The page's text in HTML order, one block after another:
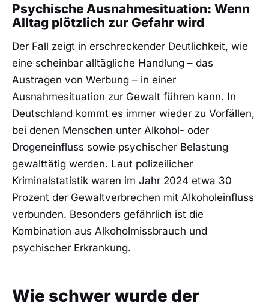
Psychische Ausnahmesituation: Wenn
Alltag plötzlich zur Gefahr wird
Der Fall zeigt in erschreckender Deutlichkeit, wie
eine scheinbar alltägliche Handlung – das
Austragen von Werbung – in einer
Ausnahmesituation zur Gewalt führen kann. In
Deutschland kommt es immer wieder zu Vorfällen,
bei denen Menschen unter Alkohol- oder
Drogeneinfluss sowie psychischer Belastung
gewalttätig werden. Laut polizeilicher
Kriminalstatistik waren im Jahr 2024 etwa 30
Prozent der Gewaltverbrechen mit Alkoholeinfluss
verbunden. Besonders gefährlich ist die
Kombination aus Alkoholmissbrauch und
psychischer Erkrankung.
Wie schwer wurde der